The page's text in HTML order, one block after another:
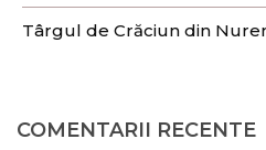
Târgul de Crăciun din
COMENTARII RECENTE